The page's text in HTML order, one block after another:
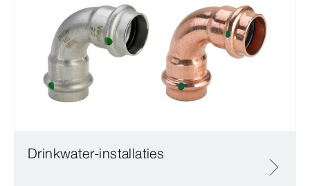
Drinkwater-installaties